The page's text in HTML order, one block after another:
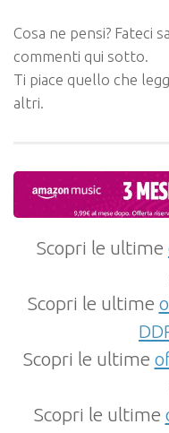
Cosa ne pensi? Fateci
commenti qui sotto.
Ti piace quello che
altri.
Scopri le ultime
Scopri le ultime
Scopri le ultime
Scopri le ultime